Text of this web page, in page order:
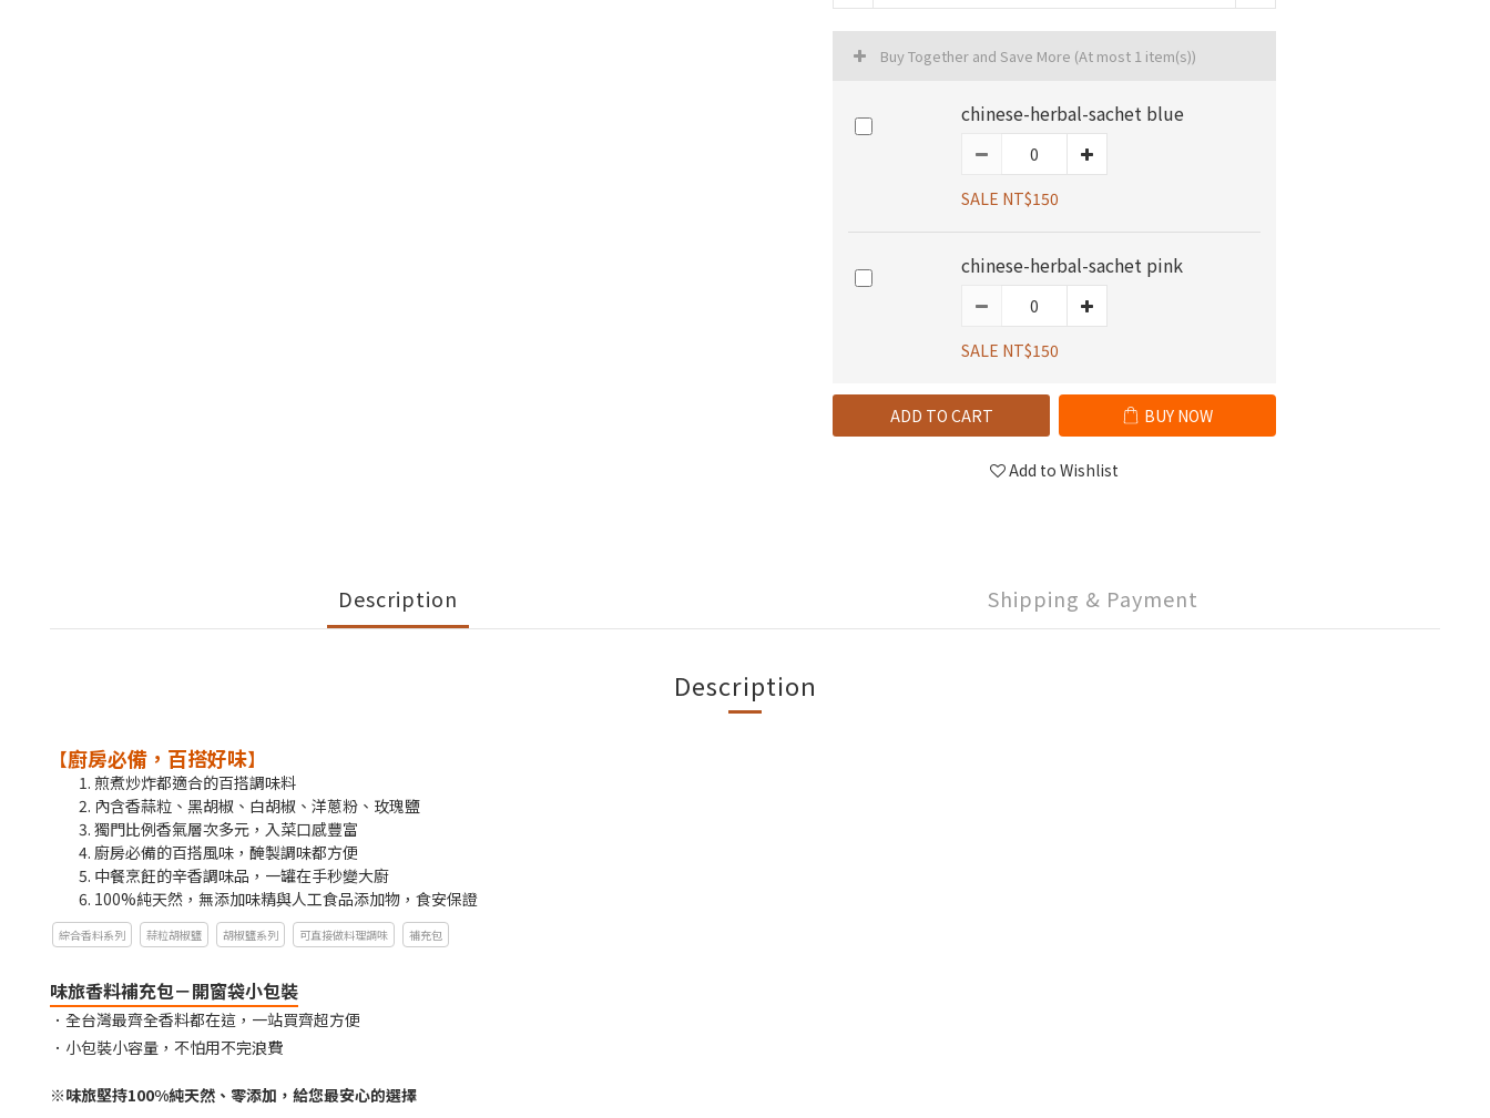
Buy Together and Save More (At most 1 item(s))
chinese-herbal-sachet blue
SALE NT$150
chinese-herbal-sachet pink
SALE NT$150
ADD TO CART BUY NOW
Add to Wishlist
Description Shipping & Payment
Description
【廚房必備，百搭好味】
煎煮炒炸都適合的百搭調味料
內含香蒜粒、黑胡椒、白胡椒、洋蔥粉​、玫瑰鹽​
獨門比例香氣層次多元，入菜口感豐富
廚房必備的百搭風味，醃製調味都方便
中餐烹飪的辛香調味品​，一罐在手秒變大廚
100%純天然，無添加味精​與人工食品添加物，食安保證
綜合香料系列 蒜粒胡椒鹽 胡椒鹽系列 可直接做料理調味 補充包
味旅香料補充包－開窗袋小包裝
．全台灣最齊全香料都在這，一站買齊超方便
．小包裝小容量，不怕用不完浪費
※味旅堅持100%純天然、零添加，給您最安心的選擇